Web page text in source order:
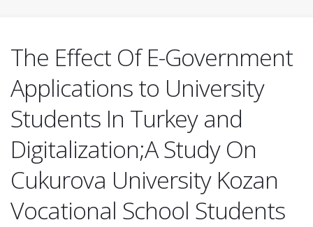
The Effect Of E-Government
Applications to University
Students In Turkey and
Digitalization;A Study On
Cukurova University Kozan
Vocational School Students